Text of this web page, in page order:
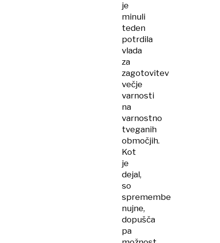
je
minuli
teden
potrdila
vlada
za
zagotovitev
večje
varnosti
na
varnostno
tveganih
območjih.
Kot
je
dejal,
so
spremembe
nujne,
dopušča
pa